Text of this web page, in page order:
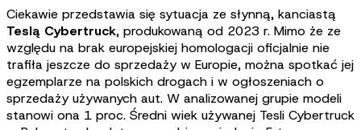
Ciekawie przedstawia się sytuacja ze słynną, kanciastą
Teslą Cybertruck, produkowaną od 2023 r. Mimo że ze
względu na brak europejskiej homologacji oficjalnie nie
trafiła jeszcze do sprzedaży w Europie, można spotkać jej
egzemplarze na polskich drogach i w ogłoszeniach o
sprzedaży używanych aut. W analizowanej grupie modeli
stanowi ona 1 proc. Średni wiek używanej Tesli Cybertruck